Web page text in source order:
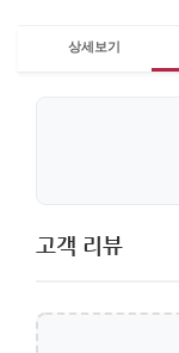
상세보기
고객 리뷰